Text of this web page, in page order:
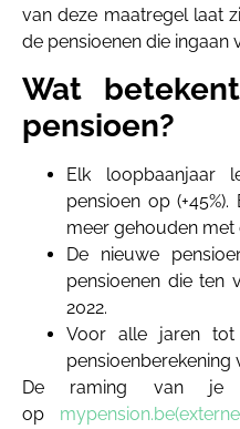
van deze maatregel laat
de pensioenen die ingaan
Wat
pensioen?
Elk loopbaanjaar
pensioen op
meer gehouden met
De nieuwe
pensioenen die ten
2022.
Voor alle jaren
pensioenberekening
De raming van je
op